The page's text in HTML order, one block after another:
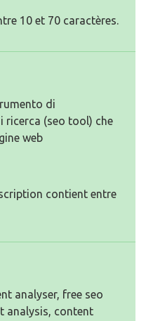
10 et 70 caractères.
di
(seo tool) che
web
contient entre
analyser, free seo
analysis, content